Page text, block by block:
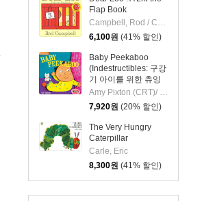
Flap Book
6,100원 (41% 할인)
Baby Peekaboo
(Indestructibles: 구강
기 아이를 위한 츄잉
북 시리즈)
7,920원 (20% 할인)
The Very Hungry
Caterpillar
Carle, Eric
8,300원 (41% 할인)